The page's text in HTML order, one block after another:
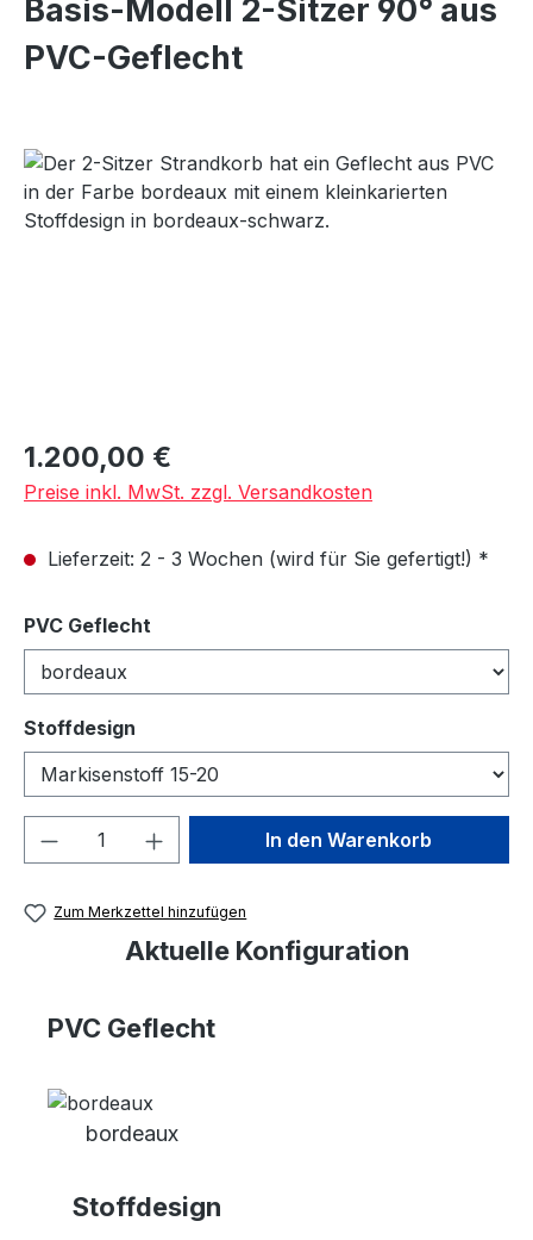
Basis-Modell 2-Sitzer 90° aus
PVC-Geflecht
Bildergalerie überspringen
Regulärer Preis:
1.200,00 €
Preise inkl. MwSt. zzgl. Versandkosten
Lieferzeit: 2 - 3 Wochen (wird für Sie gefertigt!) *
PVC Geflecht
Stoffdesign
Produkt Anzahl: Gib denIn den Warenkorb
Zum Merkzettel hinzufügen
Aktuelle Konfiguration
PVC Geflecht
bordeaux
Stoffdesign